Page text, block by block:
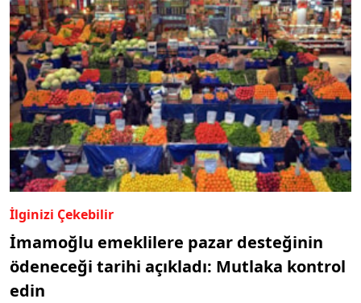
İlginizi Çekebilir
İmamoğlu emeklilere pazar desteğinin
ödeneceği tarihi açıkladı: Mutlaka kontrol
edin